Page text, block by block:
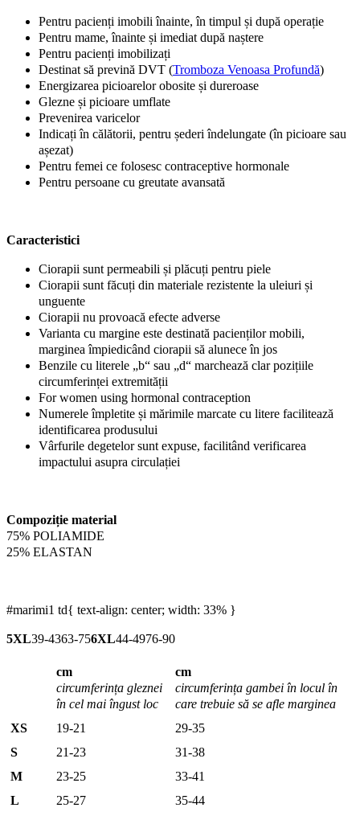
Pentru pacienți imobili înainte, în timpul și după operație
Pentru mame, înainte și imediat după naștere
Pentru pacienți imobilizați
Destinat să prevină DVT (Tromboza Venoasa Profundă)
Energizarea picioarelor obosite și dureroase
Glezne și picioare umflate
Prevenirea varicelor
Indicați în călătorii, pentru șederi îndelungate (în picioare sau
așezat)
Pentru femei ce folosesc contraceptive hormonale
Pentru persoane cu greutate avansată
Caracteristici
Ciorapii sunt permeabili și plăcuți pentru piele
Ciorapii sunt făcuți din materiale rezistente la uleiuri și
unguente
Ciorapii nu provoacă efecte adverse
Varianta cu margine este destinată pacienților mobili,
marginea împiedicând ciorapii să alunece în jos
Benzile cu literele „b“ sau „d“ marchează clar pozițiile
circumferinței extremității
For women using hormonal contraception
Numerele împletite și mărimile marcate cu litere facilitează
identificarea produsului
Vârfurile degetelor sunt expuse, facilitând verificarea
impactului asupra circulației
Compoziție material
75% POLIAMIDE
25% ELASTAN
#marimi1 td{ text-align: center; width: 33% }
5XL39-4363-756XL44-4976-90
cm
circumferința gleznei
în cel mai îngust loc
cm
circumferința gambei în locul în
care trebuie să se afle marginea
XS
19-21
29-35
S
21-23
31-38
M
23-25
33-41
L
25-27
35-44